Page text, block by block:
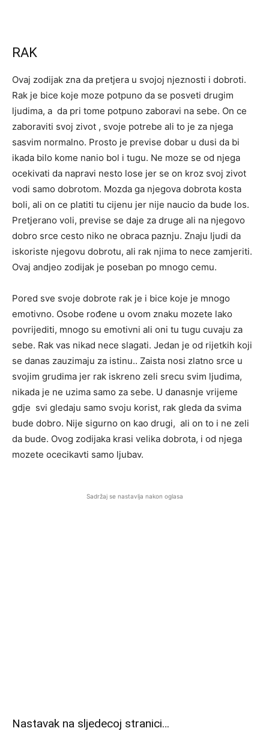
RAK
Ovaj zodijak zna da pretjera u svojoj njeznosti i dobroti.
Rak je bice koje moze potpuno da se posveti drugim
ljudima, a da pri tome potpuno zaboravi na sebe. On ce
zaboraviti svoj zivot , svoje potrebe ali to je za njega
sasvim normalno. Prosto je previse dobar u dusi da bi
ikada bilo kome nanio bol i tugu. Ne moze se od njega
ocekivati da napravi nesto lose jer se on kroz svoj zivot
vodi samo dobrotom. Mozda ga njegova dobrota kosta
boli, ali on ce platiti tu cijenu jer nije naucio da bude los.
Pretjerano voli, previse se daje za druge ali na njegovo
dobro srce cesto niko ne obraca paznju. Znaju ljudi da
iskoriste njegovu dobrotu, ali rak njima to nece zamjeriti.
Ovaj andjeo zodijak je poseban po mnogo cemu.
Pored sve svoje dobrote rak je i bice koje je mnogo
emotivno. Osobe rođene u ovom znaku mozete lako
povrijediti, mnogo su emotivni ali oni tu tugu cuvaju za
sebe. Rak vas nikad nece slagati. Jedan je od rijetkih koji
se danas zauzimaju za istinu.. Zaista nosi zlatno srce u
svojim grudima jer rak iskreno zeli srecu svim ljudima,
nikada je ne uzima samo za sebe. U danasnje vrijeme
gdje svi gledaju samo svoju korist, rak gleda da svima
bude dobro. Nije sigurno on kao drugi, ali on to i ne zeli
da bude. Ovog zodijaka krasi velika dobrota, i od njega
mozete ocecikavti samo ljubav.
Sadržaj se nastavlja nakon oglasa
Nastavak na sljedecoj stranici…